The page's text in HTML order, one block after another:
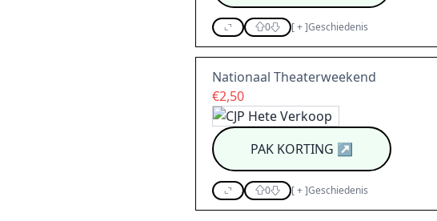
0 [+]Geschiedenis
Nationaal Theaterweekend
€2,50
PAK KORTING ↗
0 [+]Geschiedenis